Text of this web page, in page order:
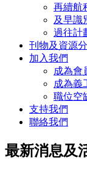
再續航
及早識
過往計
刊物及資源
加入我們
成為會
成為義
職位空
支持我們
聯絡我們
最新消息及